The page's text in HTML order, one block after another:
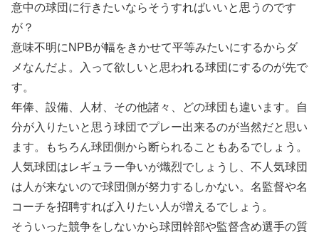
意中の球団に行きたいならそうすればいいと思うのです
が？
意味不明にNPBが幅をきかせて平等みたいにするからダ
メなんだよ。入って欲しいと思われる球団にするのが先で
す。
年俸、設備、人材、その他諸々、どの球団も違います。自
分が入りたいと思う球団でプレー出来るのが当然だと思い
ます。もちろん球団側から断られることもあるでしょう。
人気球団はレギュラー争いが熾烈でしょうし、不人気球団
は人が来ないので球団側が努力するしかない。名監督や名
コーチを招聘すれば入りたい人が増えるでしょう。
そういった競争をしないから球団幹部や監督含め選手の質